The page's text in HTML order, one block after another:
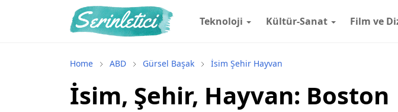
Teknoloji Kültür-Sanat Film ve
Home ABD Gürsel Başak İsim Şehir Hayvan
İsim, Şehir, Hayvan: Boston